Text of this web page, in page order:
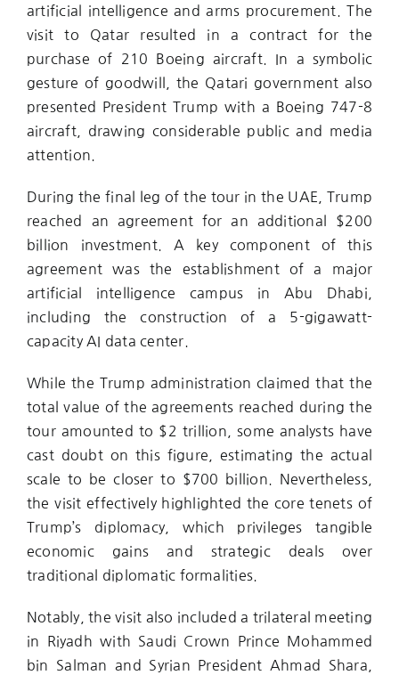
artificial intelligence and arms procurement. The
visit to Qatar resulted in a contract for the
purchase of 210 Boeing aircraft. In a symbolic
gesture of goodwill, the Qatari government also
presented President Trump with a Boeing 747-8
aircraft, drawing considerable public and media
attention.
During the final leg of the tour in the UAE, Trump
reached an agreement for an additional $200
billion investment. A key component of this
agreement was the establishment of a major
artificial intelligence campus in Abu Dhabi,
including the construction of a 5-gigawatt-
capacity AI data center.
While the Trump administration claimed that the
total value of the agreements reached during the
tour amounted to $2 trillion, some analysts have
cast doubt on this figure, estimating the actual
scale to be closer to $700 billion. Nevertheless,
the visit effectively highlighted the core tenets of
Trump’s diplomacy, which privileges tangible
economic gains and strategic deals over
traditional diplomatic formalities.
Notably, the visit also included a trilateral meeting
in Riyadh with Saudi Crown Prince Mohammed
bin Salman and Syrian President Ahmad Shara,